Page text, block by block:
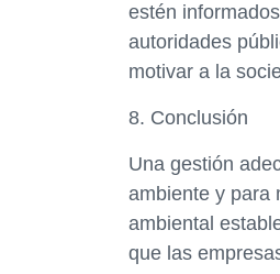
estén
autoridades
motivar a la
8. Conclusión
Una gestión
ambiente y para
ambiental
que las